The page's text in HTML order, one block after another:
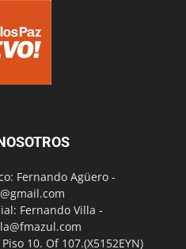
Fernando Agüero -
Fernando Villa -
10. Of 107.(X5152EYN)